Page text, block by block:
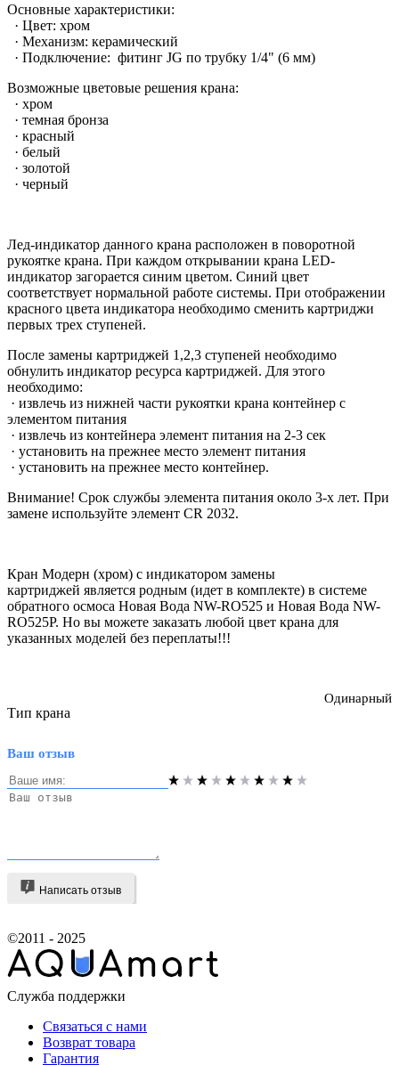
Основные характеристики:
· Цвет: хром
· Механизм: керамический
· Подключение: фитинг JG по трубку 1/4" (6 мм)
Возможные цветовые решения крана:
· хром
· темная бронза
· красный
· белый
· золотой
· черный
Лед-индикатор данного крана расположен в поворотной
рукоятке крана. При каждом открывании крана LED-
индикатор загорается синим цветом. Синий цвет
соответствует нормальной работе системы. При отображении
красного цвета индикатора необходимо сменить картриджи
первых трех ступеней.
После замены картриджей 1,2,3 ступеней необходимо
обнулить индикатор ресурса картриджей. Для этого
необходимо:
· извлечь из нижней части рукоятки крана контейнер с
элементом питания
· извлечь из контейнера элемент питания на 2-3 сек
· установить на прежнее место элемент питания
· установить на прежнее место контейнер.
Внимание! Срок службы элемента питания около 3-х лет. При
замене используйте элемент CR 2032.
Кран Модерн (хром) с индикатором замены
картриджей является родным (идет в комплекте) в системе
обратного осмоса Новая Вода NW-RO525 и Новая Вода NW-
RO525P. Но вы можете заказать любой цвет крана для
указанных моделей без переплаты!!!
Тип крана
Одинарный
Ваш отзыв
Написать отзыв
©2011 - 2025
Служба поддержки
Связаться с нами
Возврат товара
Гарантия